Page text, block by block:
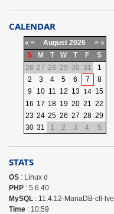
CALENDAR
« < August 2026 > »
S
M T W T F
S
26 27 28 29 30 31
1
2
3 4 5 6 7
8
9
10 11 12 13 14 15
16 17 18 19 20 21 22
23 24 25 26 27 28 29
30 31 1 2 3 4 5
STATS
OS: Linux d
PHP: 5.6.40
MySQL: 11.4.12-MariaDB-cll-lve
Time: 10:59